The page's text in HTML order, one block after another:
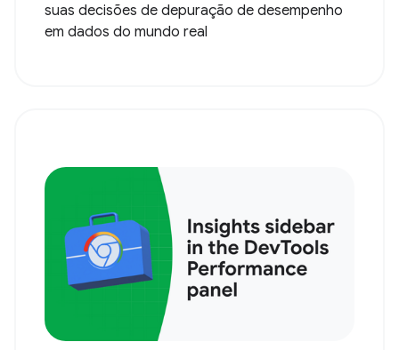
suas decisões de depuração de desempenho
em dados do mundo real